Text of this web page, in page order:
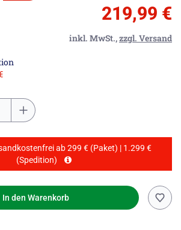
219,99 €
inkl. MwSt.,zzgl. Versand
ab 299 € (Paket) | 1.299 €
(Spedition)
In den Warenkorb